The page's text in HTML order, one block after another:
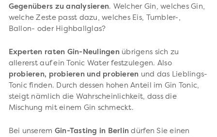
Gegenübers zu analysieren. Welcher Gin, welches Gin,
welche Zeste passt dazu, welches Eis, Tumbler-,
Ballon- oder Highballglas?
Experten raten Gin-Neulingenübrigens sich zu
allererst auf ein Tonic Water festzulegen. Also
probieren, probieren und probieren und das Lieblings-
Tonic finden. Durch dessen hohen Anteil im Gin Tonic,
steigt nämlich die Wahrscheinlichkeit, dass die
Mischung mit einem Gin schmeckt.
Bei unserem Gin-Tasting in Berlin dürfen Sie einen